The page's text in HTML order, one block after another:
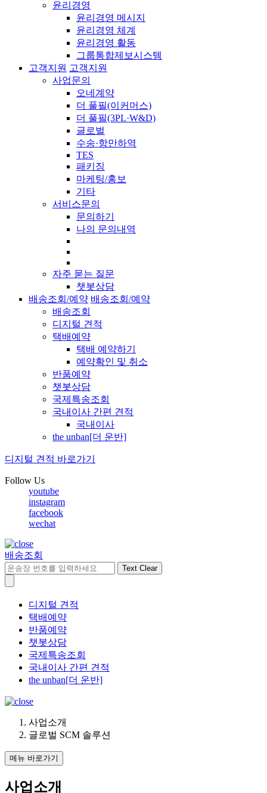
윤리경영
윤리경영 메시지
윤리경영 체계
윤리경영 활동
그룹통합제보시스템
고객지원 고객지원
사업문의
오네계약
더 풀필(이커머스)
더 풀필(3PL·W&D)
글로벌
수송·항만하역
TES
패키징
마케팅/홍보
기타
서비스문의
문의하기
나의 문의내역
자주 묻는 질문
챗봇상담
배송조회/예약 배송조회/예약
배송조회
디지털 견적
택배예약
택배 예약하기
예약확인 및 취소
반품예약
챗봇상담
국제특송조회
국내이사 간편 견적
국내이사
the unban[더 운반]
디지털 견적 바로가기
Follow Us
youtube
instagram
facebook
wechat
배송조회
Text Clear
디지털 견적
택배예약
반품예약
챗봇상담
국제특송조회
국내이사 간편 견적
the unban[더 운반]
사업소개
글로벌 SCM 솔루션
메뉴 바로가기
사업소개